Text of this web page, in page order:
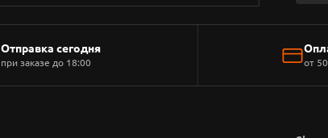
Отправка сегодня
при заказе до 18:00 от